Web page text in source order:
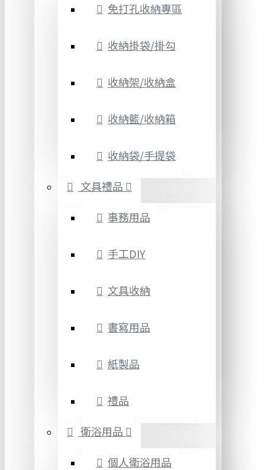
免打孔收納專區
收納掛袋/掛勾
收納架/收納盒
收納籃/收納箱
收納袋/手提袋
文具禮品
事務用品
手工DIY
文具收納
書寫用品
紙製品
禮品
衛浴用品
個人衛浴用品